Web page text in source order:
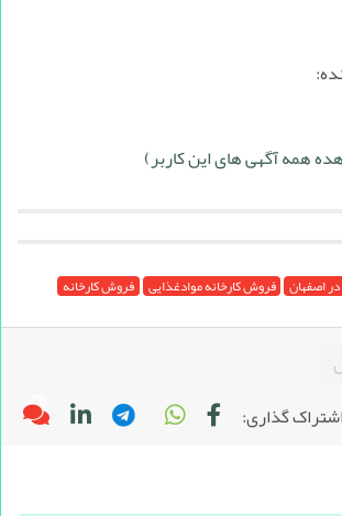
همه آگهی های این کاربر)
اصفهان فروش کارخانه موادغذایی فروش کارخانه
اشتراک گذاری: